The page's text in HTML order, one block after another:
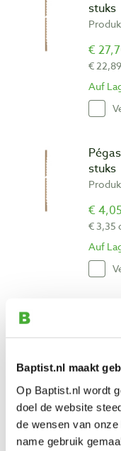
Baptist.nl maakt
Op Baptist.nl wordt
doel de website
de wensen van
name gebruik
stuks
€
€
Auf
stuks
€
€ 3,35
Auf
€
€
Auf